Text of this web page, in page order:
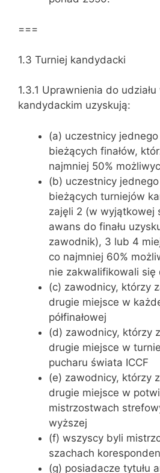
===
1.3 Turniej kandydacki
1.3.1 Uprawnienia do
kandydackim uzyskują:
(a) uczestnicy
bieżących finałów,
najmniej 50%
(b) uczestnicy
bieżących turniejów
zajęli 2 (w wyjątkowej
awans do finału
zawodnik), 3 lub 4
co najmniej 60%
nie zakwalifikowali się
(c) zawodnicy, którzy
drugie miejsce w
półfinałowej
(d) zawodnicy, którzy
drugie miejsce w
pucharu świata ICCF
(e) zawodnicy, którzy
drugie miejsce w
mistrzostwach
wyższej
(f) wszyscy byli
szachach
(g) posiadacze tytułu